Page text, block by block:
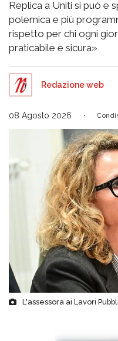
Replica a Uniti si può e
polemica e più
rispetto per chi ogni
praticabile e sicura»
Redazione web
08 Agosto 2026
L'assessora ai Lavori